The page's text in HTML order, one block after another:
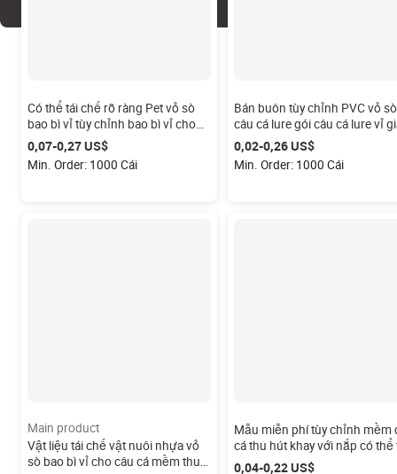
Có thể tái chế rõ ràng Pet vỏ sò
bao bì vỉ tùy chỉnh bao bì vỉ cho
Mồi Câu Cá mềm
0,07-0,27 US$
Min. Order: 1000 Cái
Bán buôn tùy chỉnh PVC vỏ sò
câu cá lure gói câu cá lure vỉ
quyết hộp vỏ sò câu cá lure
bao bì
0,02-0,26 US$
Min. Order: 1000 Cái
Main product
Vật liệu tái chế vật nuôi nhựa vỏ
sò bao bì vỉ cho câu cá mềm thu
Mẫu miễn phí tùy chỉnh mềm
cá thu hút khay với nắp có thể
chế rõ ràng Pet khay nhựa
0,04-0,22 US$